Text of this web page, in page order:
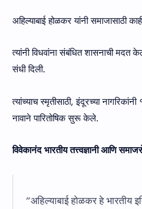
अहिल्याबाई होळकर यांनी समाजासाठी
त्यांनी विधवांना संबंधित शासनाची मदत
संधी दिली.
त्यांच्याच स्मृतीसाठी, इंदूरच्या
नावाने पारितोषिक सुरू केले.
विवेकानंद भारतीय तत्त्वज्ञानी आणि
“अहिल्याबाई होळकर हे भारतीय